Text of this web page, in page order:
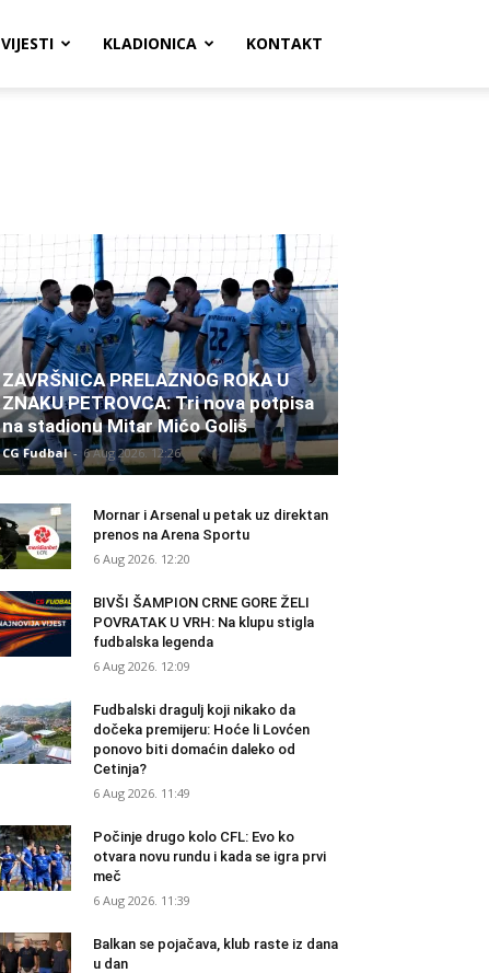
VIJESTI KLADIONICA KONTAKT
ZAVRŠNICA PRELAZNOG ROKA U
ZNAKU PETROVCA: Tri nova potpisa
na stadionu Mitar Mićo Goliš
CG Fudbal - 6 Aug 2026. 12:26
Mornar i Arsenal u petak uz direktan
prenos na Arena Sportu
6 Aug 2026. 12:20
BIVŠI ŠAMPION CRNE GORE ŽELI
POVRATAK U VRH: Na klupu stigla
fudbalska legenda
6 Aug 2026. 12:09
Fudbalski dragulj koji nikako da
dočeka premijeru: Hoće li Lovćen
ponovo biti domaćin daleko od
Cetinja?
6 Aug 2026. 11:49
Počinje drugo kolo CFL: Evo ko
otvara novu rundu i kada se igra prvi
meč
6 Aug 2026. 11:39
Balkan se pojačava, klub raste iz dana
u dan